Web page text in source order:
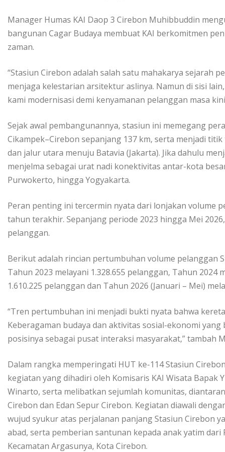
Manager Humas KAI Daop 3 Cirebon Muhibbuddin
bangunan Cagar Budaya membuat KAI berkomitmen
zaman.
“Stasiun Cirebon adalah salah satu mahakarya sejarah
menjaga kelestarian arsitektur aslinya. Namun di sisi
kami modernisasi demi kenyamanan pelanggan masa
Sejak awal pembangunannya, stasiun ini memegang
Cikampek–Cirebon sepanjang 137 km, serta menjadi
dan jalur utara menuju Batavia (Jakarta). Jika dahulu
menjelma sebagai urat nadi konektivitas antar-kota
Purwokerto, hingga Yogyakarta.
Peran penting ini tercermin nyata dari lonjakan volume
tahun terakhir. Sepanjang periode 2023 hingga Mei
pelanggan.
Berikut adalah rincian pertumbuhan volume pelanggan
Tahun 2023 melayani 1.328.655 pelanggan, Tahun 2024
1.610.225 pelanggan dan Tahun 2026 (Januari – Mei)
“Tren pertumbuhan ini menjadi bukti nyata bahwa
Keberagaman budaya dan aktivitas sosial-ekonomi
posisinya sebagai pusat interaksi masyarakat,” tambah
Dalam rangka memperingati HUT ke-114 Stasiun
kegiatan yang dihadiri oleh Komisaris KAI Wisata Bapak
Winarto, serta melibatkan sejumlah komunitas,
Cirebon dan Edan Sepur Cirebon. Kegiatan diawali
wujud syukur atas perjalanan panjang Stasiun Cirebon
abad, serta pemberian santunan kepada anak yatim
Kecamatan Argasunya, Kota Cirebon.